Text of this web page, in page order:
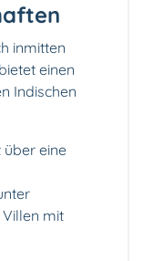
inmitten
einen
Indischen
eine
mit